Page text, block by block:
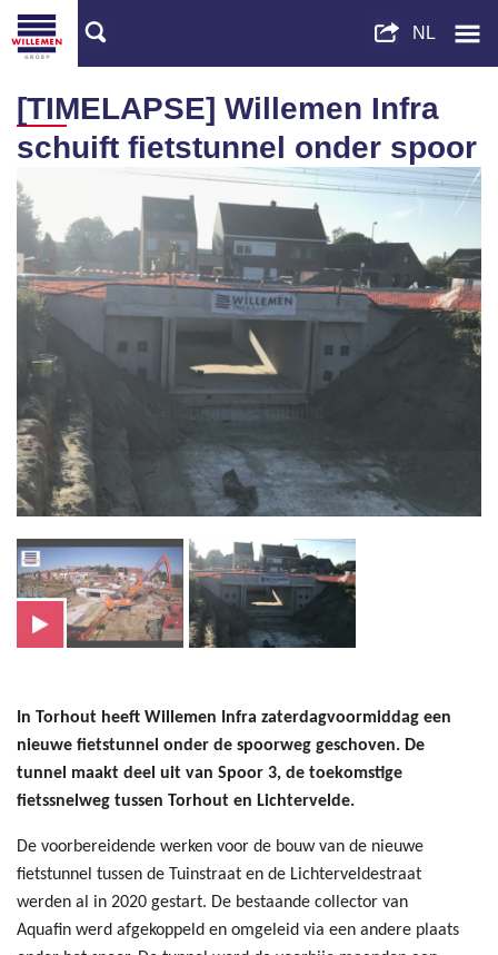
[TIMELAPSE] Willemen Infra
schuift fietstunnel onder spoor
In Torhout heeft Willemen Infra zaterdagvoormiddag een
nieuwe fietstunnel onder de spoorweg geschoven. De
tunnel maakt deel uit van Spoor 3, de toekomstige
fietssnelweg tussen Torhout en Lichtervelde.
De voorbereidende werken voor de bouw van de nieuwe
fietstunnel tussen de Tuinstraat en de Lichterveldestraat
werden al in 2020 gestart. De bestaande collector van
Aquafin werd afgekoppeld en omgeleid via een andere plaats